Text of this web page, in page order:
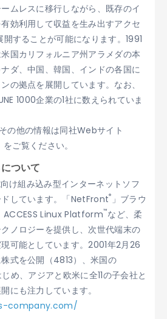
ムレスに移行しながら、既存のイ
効利用して収益を生み出すアクセ
することが可能になります。1991
国カリフォルニア州アラメダの本
ダ、中国、韓国、インドの各国に
の拠点を展開しています。なお、
1000企業の1社に数えられていま
の他の情報は同社Webサイト
ご覧ください。
ついて
け組み込み型インターネットソフ
ドしています。「NetFront® 」ブラウ
ACCESS Linux Platform™など、柔
ノロジーを提供し、次世代端末の
可能としています。2001年2月26
式を公開（4813）、米国の
め、アジアと欧米に全11の子会社と
にも注力しています。
company.com/